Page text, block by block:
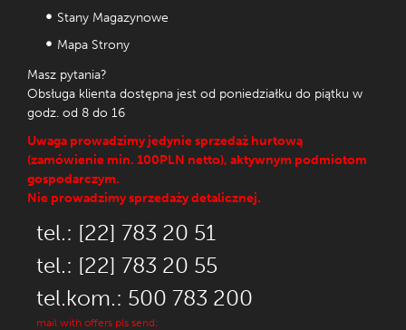
Stany Magazynowe
Mapa Strony
Masz pytania?
Obsługa klienta dostępna jest od poniedziałku do piątku w
godz. od 8 do 16
Uwaga prowadzimy jedynie sprzedaż hurtową
(zamówienie min. 100PLN netto), aktywnym podmiotom
gospodarczym.
Nie prowadzimy sprzedaży detalicznej.
tel.: [22] 783 20 51
tel.: [22] 783 20 55
tel.kom.: 500 783 200
mail with offers pls send: